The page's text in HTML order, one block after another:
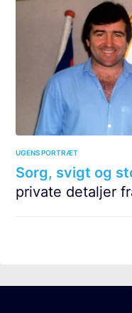
UGENS PORTRÆT
Sorg, svigt og
private detaljer